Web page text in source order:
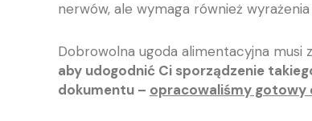
nerwów, ale wymaga również
Dobrowolna ugoda alimentacyjna musi
aby udogodnić Ci sporządzenie
dokumentu – opracowaliśmy gotowy